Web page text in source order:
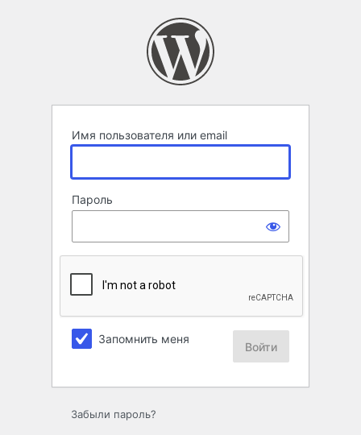
Имя пользователя или email
Пароль
Запомнить меня
Забыли пароль?